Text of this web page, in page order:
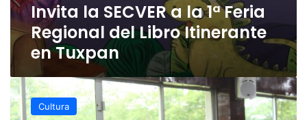
Invita la SECVER a la 1ª Feria
Regional del Libro Itinerante
en Tuxpan
Cursos
de
capacitación
Cultura